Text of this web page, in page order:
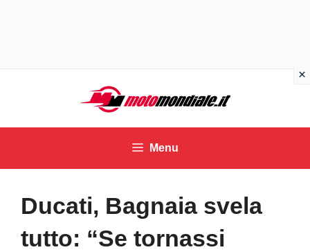
contenuto
Menu
Ducati, Bagnaia svela
tutto: “Se tornassi